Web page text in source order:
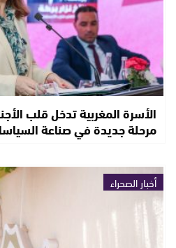
الأسرة المغربية تدخل قلب
مرحلة جديدة في صناعة
أخبار الصحراء